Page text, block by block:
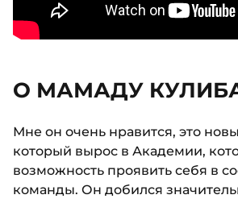
О МАМАДУ
Мне он очень нравится, это
который вырос в Академии,
возможность проявить себя в
команды. Он добился